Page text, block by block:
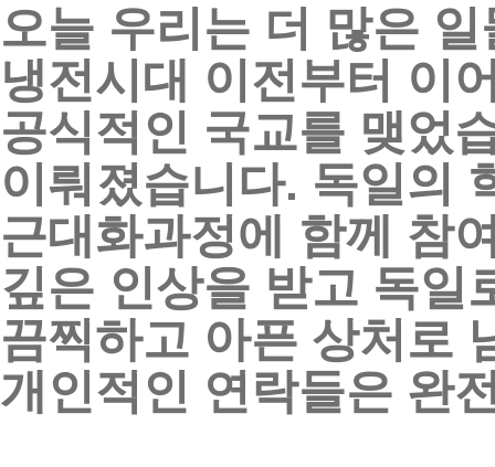
오늘 우리는 더 많은 일
냉전시대 이전부터 이
공식적인 국교를 맺었
이뤄졌습니다. 독일의
근대화과정에 함께 참
깊은 인상을 받고 독일
끔찍하고 아픈 상처로
개인적인 연락들은 완